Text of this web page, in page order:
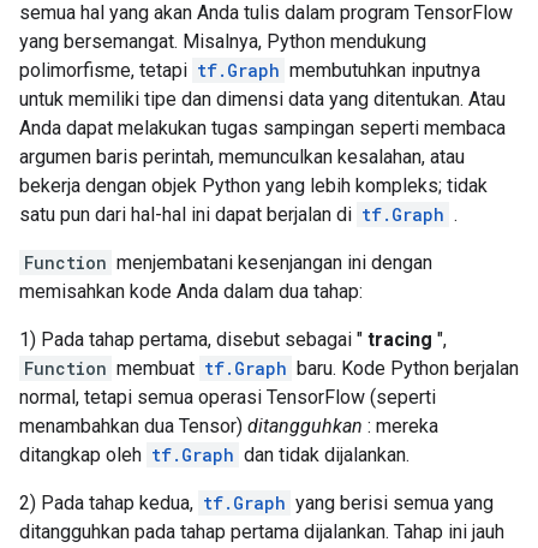
semua hal yang akan Anda tulis dalam program TensorFlow
yang bersemangat. Misalnya, Python mendukung
polimorfisme, tetapi tf.Graph membutuhkan inputnya
untuk memiliki tipe dan dimensi data yang ditentukan. Atau
Anda dapat melakukan tugas sampingan seperti membaca
argumen baris perintah, memunculkan kesalahan, atau
bekerja dengan objek Python yang lebih kompleks; tidak
satu pun dari hal-hal ini dapat berjalan di tf.Graph .
Function menjembatani kesenjangan ini dengan
memisahkan kode Anda dalam dua tahap:
1) Pada tahap pertama, disebut sebagai " tracing ",
Function membuat tf.Graph baru. Kode Python berjalan
normal, tetapi semua operasi TensorFlow (seperti
menambahkan dua Tensor) ditangguhkan : mereka
ditangkap oleh tf.Graph dan tidak dijalankan.
2) Pada tahap kedua, tf.Graph yang berisi semua yang
ditangguhkan pada tahap pertama dijalankan. Tahap ini jauh